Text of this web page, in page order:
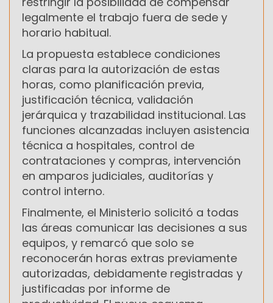
legalmente el trabajo fuera de sede y
horario habitual.
La propuesta establece condiciones
claras para la autorización de estas
horas, como planificación previa,
justificación técnica, validación
jerárquica y trazabilidad institucional. Las
funciones alcanzadas incluyen asistencia
técnica a hospitales, control de
contrataciones y compras, intervención
en amparos judiciales, auditorías y
control interno.
Finalmente, el Ministerio solicitó a todas
las áreas comunicar las decisiones a sus
equipos, y remarcó que solo se
reconocerán horas extras previamente
autorizadas, debidamente registradas y
justificadas por informe de